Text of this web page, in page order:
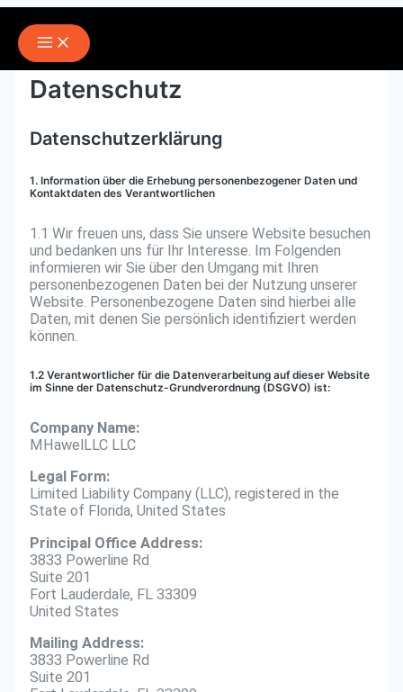
Inhalt
springen
Main
Menu
Datenschutz
Datenschutzerklärung
1. Information über die Erhebung personenbezogener Daten und
Kontaktdaten des Verantwortlichen
1.1 Wir freuen uns, dass Sie unsere Website besuchen
und bedanken uns für Ihr Interesse. Im Folgenden
informieren wir Sie über den Umgang mit Ihren
personenbezogenen Daten bei der Nutzung unserer
Website. Personenbezogene Daten sind hierbei alle
Daten, mit denen Sie persönlich identifiziert werden
können.
1.2 Verantwortlicher für die Datenverarbeitung auf dieser Website
im Sinne der Datenschutz-Grundverordnung (DSGVO) ist:
Company Name:
MHawelLLC LLC
Legal Form:
Limited Liability Company (LLC), registered in the
State of Florida, United States
Principal Office Address:
3833 Powerline Rd
Suite 201
Fort Lauderdale, FL 33309
United States
Mailing Address:
3833 Powerline Rd
Suite 201